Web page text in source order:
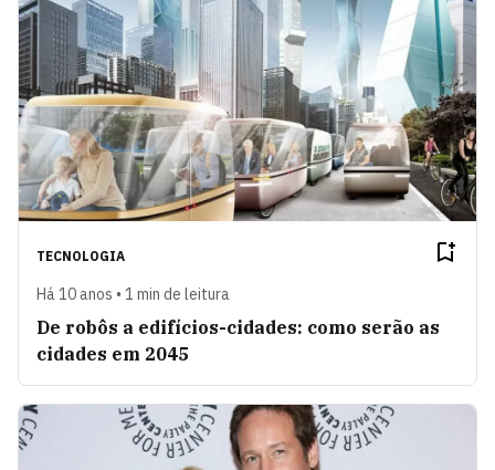
TECNOLOGIA
Há 10 anos • 1 min de leitura
De robôs a edifícios-cidades: como serão as
cidades em 2045